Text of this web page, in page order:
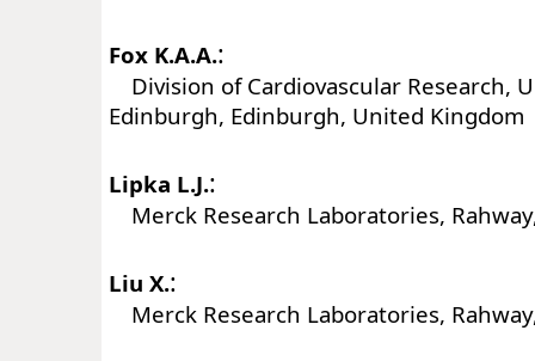
Fox K.A.A.:
Division of Cardiovascular Research,
Edinburgh, Edinburgh, United Kingdom
Lipka L.J.:
Merck Research Laboratories,
Liu X.:
Merck Research Laboratories,